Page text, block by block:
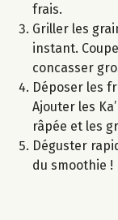
frais.
Griller les
instant.
concasser
Déposer les
Ajouter les
râpée et les
Déguster
du smoothie !